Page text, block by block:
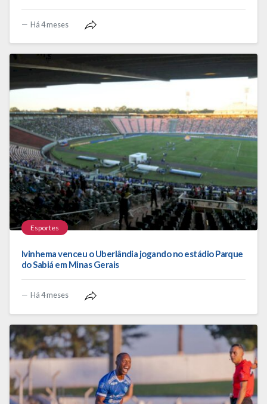
Há 4 meses
Esportes
Ivinhema venceu o Uberlândia jogando no estádio Parque
do Sabiá em Minas Gerais
Há 4 meses